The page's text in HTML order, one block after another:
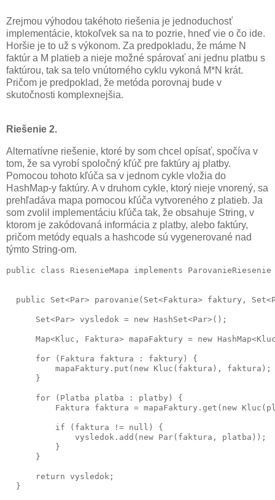
Zrejmou výhodou takéhoto riešenia je jednoduchosť
implementácie, ktokoľvek sa na to pozrie, hneď vie o čo ide.
Horšie je to už s výkonom. Za predpokladu, že máme N
faktúr a M platieb a nieje možné spárovať ani jednu platbu s
faktúrou, tak sa telo vnútorného cyklu vykoná M*N krát.
Pričom je predpoklad, že metóda porovnaj bude v
skutočnosti komplexnejšia.
Riešenie 2.
Alternatívne riešenie, ktoré by som chcel opísať, spočíva v
tom, že sa vyrobí spoločný kľúč pre faktúry aj platby.
Pomocou tohoto kľúča sa v jednom cykle vložia do
HashMap-y faktúry. A v druhom cykle, ktorý nieje vnorený, sa
prehľadáva mapa pomocou kľúča vytvoreného z platieb. Ja
som zvolil implementáciu kľúča tak, že obsahuje String, v
ktorom je zakódovaná informácia z platby, alebo faktúry,
pričom metódy equals a hashcode sú vygenerované nad
týmto String-om.
public class RiesenieMapa implements
public Set<Par> parovanie(Set<Faktura> faktury,
      Set<Par> vysledok = new HashSet<Par>();
Map<Kluc, Faktura> mapaFaktury = new
      for (Faktura faktura : faktury) {
          mapaFaktury.put(new Kluc(faktura), faktura);
      }
      for (Platba platba : platby) {
Faktura faktura = mapaFaktury.get(new
          if (faktura != null) {
              vysledok.add(new Par(faktura, platba));
          }
      }
      return vysledok;
  }